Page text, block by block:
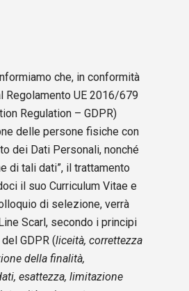
che, in conformità
Regolamento UE 2016/679
Regulation – GDPR)
delle persone fisiche con
dei Dati Personali, nonché
di tali dati”, il trattamento
il suo Curriculum Vitae e
di selezione, verrà
Scarl, secondo i principi
GDPR (liceità, correttezza
della finalità,
esattezza, limitazione